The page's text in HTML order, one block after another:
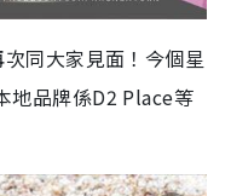
同大家見面！今個星
地品牌係D2 Place等